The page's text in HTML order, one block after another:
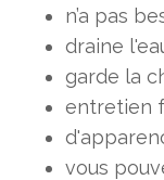
n’a pas
draine
garde la
entretien
vous